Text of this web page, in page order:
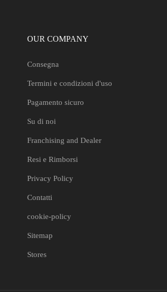
OUR COMPANY
Consegna
Termini e condizioni d'uso
Pagamento sicuro
Su di noi
Franchising and Dealer
Resi e Rimborsi
Privacy Policy
Contatti
cookie-policy
Sitemap
Stores